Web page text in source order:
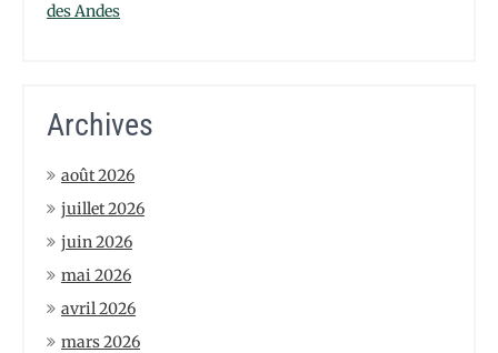
des Andes
Archives
août 2026
juillet 2026
juin 2026
mai 2026
avril 2026
mars 2026